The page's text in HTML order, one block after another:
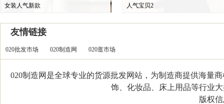
女装人气新款 人气宝贝2
友情链接
020批发市场 020制造网 020逛市场
020制造网是全球专业的货源批发网站，为制造商提供海量
饰、化妆品、床上用品等行业
版权信